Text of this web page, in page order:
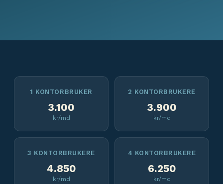
1 KONTORBRUKER
3.100
kr/md
2 KONTORBRUKERE
3.900
kr/md
3 KONTORBRUKERE
4.850
kr/md
4 KONTORBRUKERE
6.250
kr/md